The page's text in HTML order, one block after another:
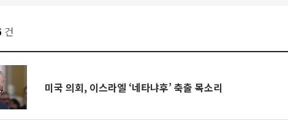
건
미국 의회, 이스라엘 ‘네타냐후’ 축출 목소리